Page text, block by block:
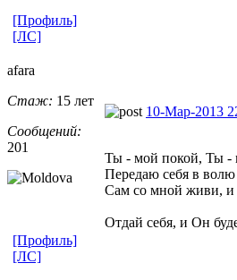
[Профиль]
[ЛС]
afara
Стаж: 15 лет
Сообщений:
201
10-Мар-2013
Ты - мой покой, Ты -
Передаю себя в
Сам со мной живи, и
Отдай себя, и Он
[Профиль]
[ЛС]